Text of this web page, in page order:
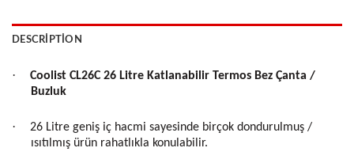
DESCRIPTION
·
Coolist CL26C 26 Litre Katlanabilir Termos Bez Çanta /
Buzluk
·
26 Litre geniş iç hacmi sayesinde birçok dondurulmuş /
ısıtılmış ürün rahatlıkla konulabilir.